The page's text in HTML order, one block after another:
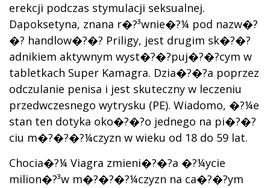
erekcji podczas stymulacji seksualnej.
Dapoksetyna, znana r�?³wnie�?¼ pod nazw�?
�? handlow�?�? Priligy, jest drugim sk�?�?
adnikiem aktywnym wyst�?�?puj�?�?cym w
tabletkach Super Kamagra. Dzia�?�?a poprzez
odczulanie penisa i jest skuteczny w leczeniu
przedwczesnego wytrysku (PE). Wiadomo, �?¼e
stan ten dotyka oko�?�?o jednego na pi�?�?
ciu m�?�?�?¼czyzn w wieku od 18 do 59 lat.
Chocia�?¼ Viagra zmieni�?�?a �?¼ycie
milion�?³w m�?�?�?¼czyzn na ca�?�?ym